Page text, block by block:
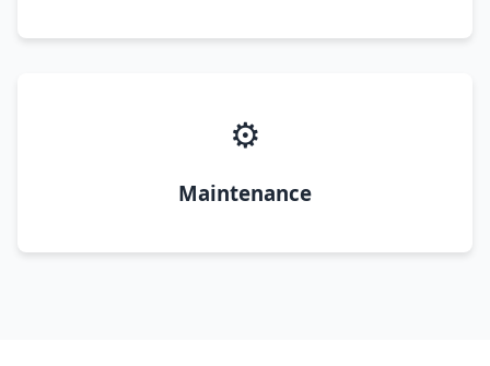
⚙️
Maintenance